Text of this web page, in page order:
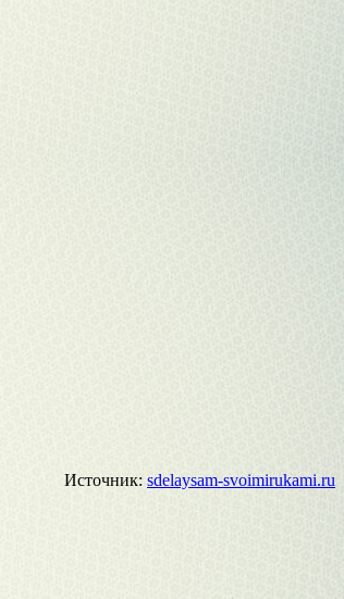
Источник: sdelaysam-svoimirukami.ru